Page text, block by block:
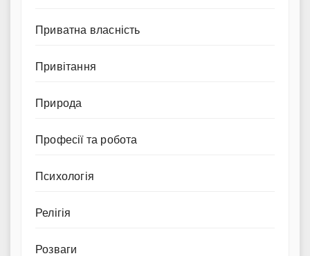
Приватна власність
Привітання
Природа
Професії та робота
Психологія
Релігія
Розваги